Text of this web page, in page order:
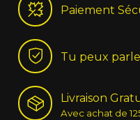
Paiement
Tu peux
Livraison
Avec achat de